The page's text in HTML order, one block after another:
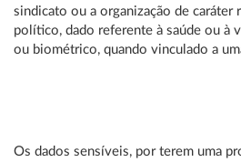
sindicato ou a organização de
político, dado referente à saúde ou à
ou biométrico, quando vinculado a
Os dados sensíveis, por terem uma